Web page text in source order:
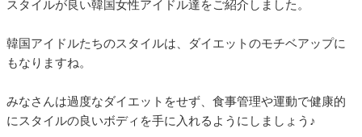
スタイルが良い韓国女性アイドル達をご紹介しました。
韓国アイドルたちのスタイルは、ダイエットのモチベアップに
もなりますね。
みなさんは過度なダイエットをせず、食事管理や運動で健康的
にスタイルの良いボディを手に入れるようにしましょう♪